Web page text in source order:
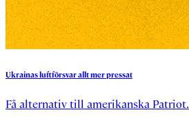
Ukrainasluftförsvaralltmerpressat
Få alternativ till amerikanska Patriot.